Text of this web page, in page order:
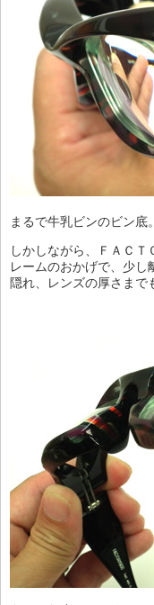
まるで牛乳ビンのビン底
しかしながら、ＦＡＣ
レームのおかげで、少し
隠れ、レンズの厚さまで